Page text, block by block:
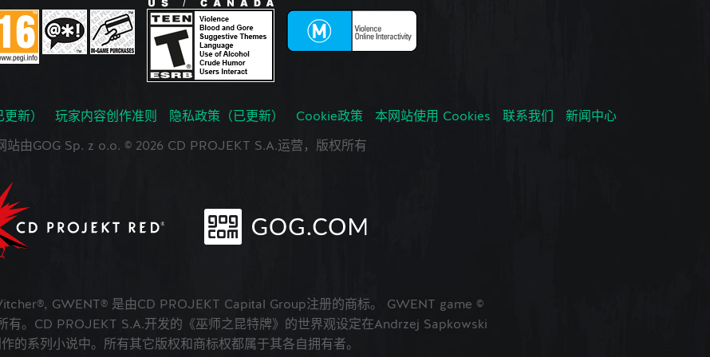
新） 玩家内容创作准则 隐私政策（已更新） Cookie政策 本网站使用 Cookies 联系我们 新闻中心
站由GOG Sp. z o.o. © 2026 CD PROJEKT S.A.运营，版权所有
GWENT® 是由CD PROJEKT Capital Group注册的商标。 GWENT game ©
有。CD PROJEKT S.A.开发的《巫师之昆特牌》的世界观设定在Andrzej Sapkowski
作的系列小说中。所有其它版权和商标权都属于其各自拥有者。